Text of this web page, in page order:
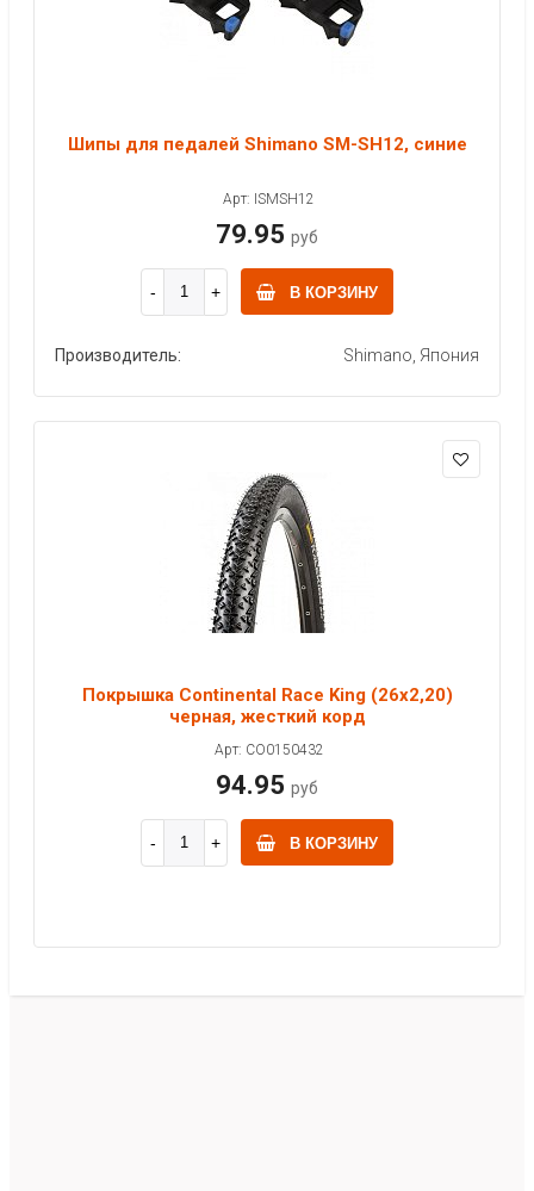
Шипы для педалей Shimano SM-SH12, синие
Арт: ISMSH12
79.95 руб
В КОРЗИНУ
Производитель: Shimano, Япония
Покрышка Continental Race King (26x2,20)
черная, жесткий корд
Арт: CO0150432
94.95 руб
В КОРЗИНУ